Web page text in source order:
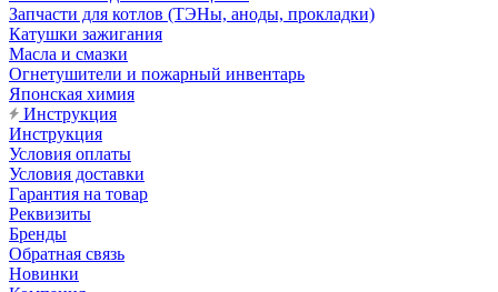
Запчасти для котлов (ТЭНы, аноды, прокладки)
Катушки зажигания
Масла и смазки
Огнетушители и пожарный инвентарь
Японская химия
Инструкция
Инструкция
Условия оплаты
Условия доставки
Гарантия на товар
Реквизиты
Бренды
Обратная связь
Новинки